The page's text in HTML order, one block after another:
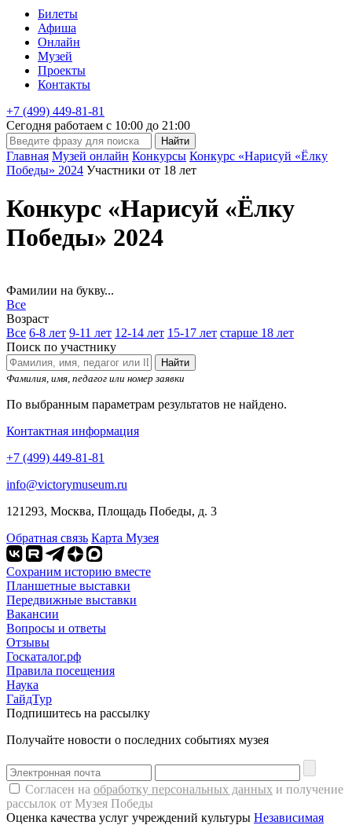
Билеты
Афиша
Онлайн
Музей
Проекты
Контакты
+7 (499) 449-81-81
Сегодня работаем с 10:00 до 21:00
Главная Музей онлайн Конкурсы Конкурс «Нарисуй «Ёлку
Победы» 2024 Участники от 18 лет
Конкурс «Нарисуй «Ёлку
Победы» 2024
Фамилии на букву...
Все
Возраст
Все 6-8 лет 9-11 лет 12-14 лет 15-17 лет старше 18 лет
Поиск по участнику
Найти
Фамилия, имя, педагог или номер заявки
По выбранным параметрам результатов не найдено.
Контактная информация
+7 (499) 449-81-81
info@victorymuseum.ru
121293, Москва, Площадь Победы, д. 3
Обратная связь Карта Музея
Сохраним историю вместе
Планшетные выставки
Передвижные выставки
Вакансии
Вопросы и ответы
Отзывы
Госкаталог.рф
Правила посещения
Наука
ГайдТур
Подпишитесь на рассылку
Получайте новости о последних событиях музея
Согласен на обработку персональных данных и получение
рассылок от Музея Победы
Оценка качества услуг учреждений культуры Независимая